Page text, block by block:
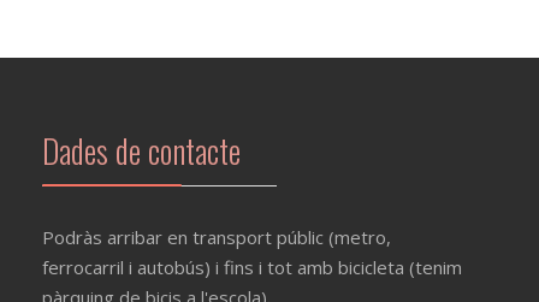
Dades de contacte
Podràs arribar en transport públic (metro,
ferrocarril i autobús) i fins i tot amb bicicleta (tenim